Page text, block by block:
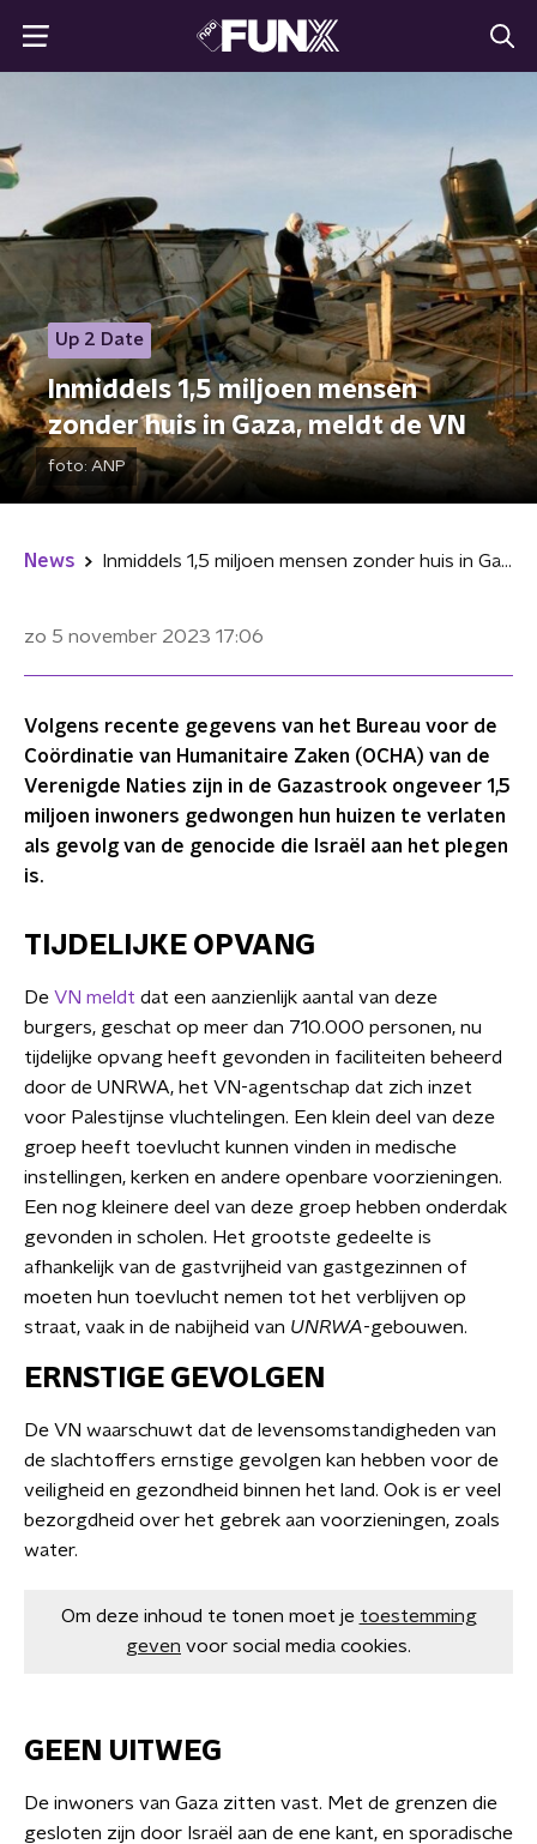
Up 2 Date
Inmiddels 1,5 miljoen mensen
zonder huis in Gaza, meldt de VN
foto: ANP
News Inmiddels 1,5 miljoen mensen zonder huis in Gaza, meldt de VN
zo 5 november 2023 17:06
Volgens recente gegevens van het Bureau voor de
Coördinatie van Humanitaire Zaken (OCHA) van de
Verenigde Naties zijn in de Gazastrook ongeveer 1,5
miljoen inwoners gedwongen hun huizen te verlaten
als gevolg van de genocide die Israël aan het plegen
is.
TIJDELIJKE OPVANG
De VN meldt dat een aanzienlijk aantal van deze
burgers, geschat op meer dan 710.000 personen, nu
tijdelijke opvang heeft gevonden in faciliteiten beheerd
door de UNRWA, het VN-agentschap dat zich inzet
voor Palestijnse vluchtelingen. Een klein deel van deze
groep heeft toevlucht kunnen vinden in medische
instellingen, kerken en andere openbare voorzieningen.
Een nog kleinere deel van deze groep hebben onderdak
gevonden in scholen. Het grootste gedeelte is
afhankelijk van de gastvrijheid van gastgezinnen of
moeten hun toevlucht nemen tot het verblijven op
straat, vaak in de nabijheid van UNRWA-gebouwen.
ERNSTIGE GEVOLGEN
De VN waarschuwt dat de levensomstandigheden van
de slachtoffers ernstige gevolgen kan hebben voor de
veiligheid en gezondheid binnen het land. Ook is er veel
bezorgdheid over het gebrek aan voorzieningen, zoals
water.
Om deze inhoud te tonen moet je toestemming
geven voor social media cookies.
GEEN UITWEG
De inwoners van Gaza zitten vast. Met de grenzen die
gesloten zijn door Israël aan de ene kant, en sporadische